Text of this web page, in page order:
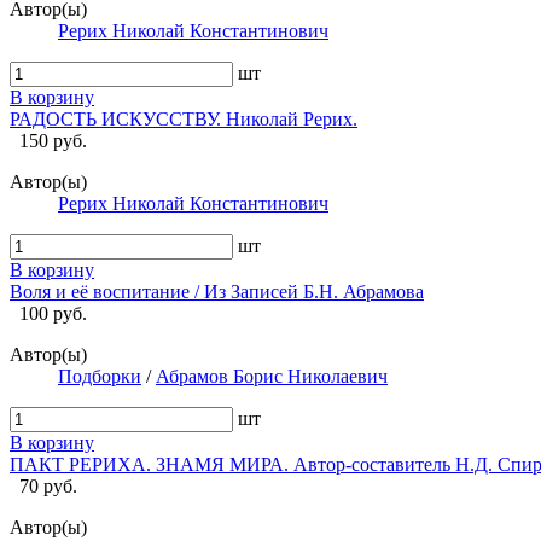
Автор(ы)
Рерих Николай Константинович
шт
В корзину
РАДОСТЬ ИСКУССТВУ. Николай Рерих.
150 руб.
Автор(ы)
Рерих Николай Константинович
шт
В корзину
Воля и её воспитание / Из Записей Б.Н. Абрамова
100 руб.
Автор(ы)
Подборки /Абрамов Борис Николаевич
шт
В корзину
ПАКТ РЕРИХА. ЗНАМЯ МИРА. Автор-составитель Н.Д.
70 руб.
Автор(ы)